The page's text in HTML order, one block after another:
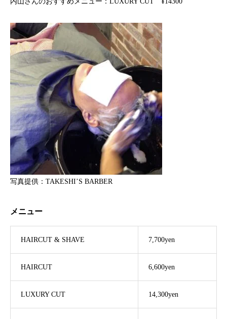
写真提供：TAKESHI’S BARBER
メニュー
HAIRCUT & SHAVE 7,700yen
HAIRCUT 6,600yen
LUXURY CUT 14,300yen